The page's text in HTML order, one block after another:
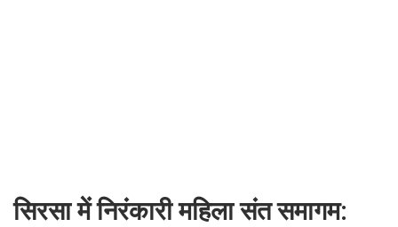
सिरसा में निरंकारी महिला संत समागम: